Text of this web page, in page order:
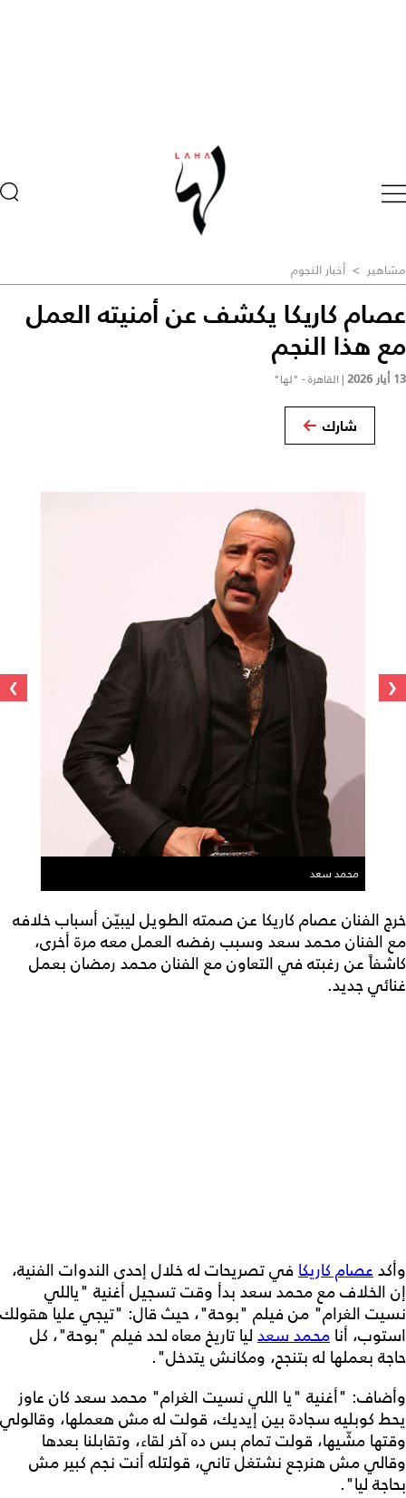
مشاهير > أخبار النجوم
عصام كاريكا يكشف عن أمنيته العمل
مع هذا النجم
13 أيار 2026 | القاهرة - "لها"
شارك
محمد سعد
‹
›
خرج الفنان عصام كاريكا عن صمته الطويل ليبيّن أسباب خلافه
مع الفنان محمد سعد وسبب رفضه العمل معه مرة أخرى،
كاشفاً عن رغبته في التعاون مع الفنان محمد رمضان بعمل
غنائي جديد.
وأكد عصام كاريكا في تصريحات له خلال إحدى الندوات الفنية،
إن الخلاف مع محمد سعد بدأ وقت تسجيل أغنية "ياللي
نسيت الغرام" من فيلم "بوحة"، حيث قال: "تيجي عليا هقولك
استوب، أنا محمد سعد ليا تاريخ معاه لحد فيلم "بوحة"، كل
حاجة بعملها له بتنجح، ومكانش يتدخل".
وأضاف: "أغنية "يا اللي نسيت الغرام" محمد سعد كان عاوز
يحط كوبليه سجادة بين إيديك، قولت له مش هعملها، وقالولي
وقتها مشّيها، قولت تمام بس ده آخر لقاء، وتقابلنا بعدها
وقالي مش هنرجع نشتغل تاني، قولتله أنت نجم كبير مش
بحاجة ليا".